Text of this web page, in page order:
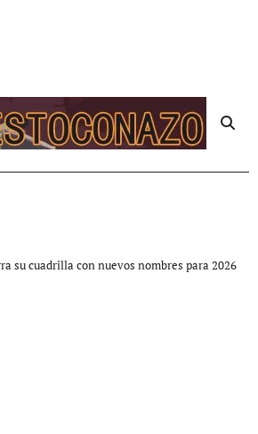
su cuadrilla con nuevos nombres para 2026